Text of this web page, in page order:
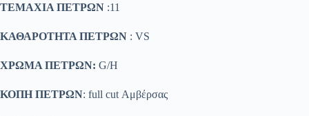
ΤΕΜΑΧΙΑ ΠΕΤΡΩΝ :11
ΚΑΘΑΡΟΤΗΤΑ ΠΕΤΡΩΝ : VS
ΧΡΩΜΑ ΠΕΤΡΩΝ: G/H
ΚΟΠΗ ΠΕΤΡΩΝ: full cut Αμβέρσας